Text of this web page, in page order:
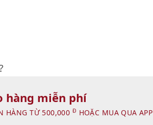
hàng miễn phí
HÀNG TỪ 500,000 Đ HOẶC MUA QUA APP